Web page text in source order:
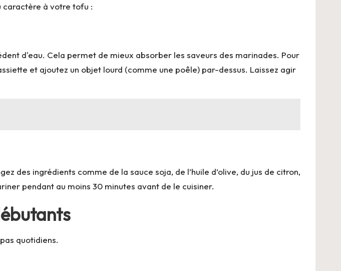
caractère à votre tofu :
d'eau. Cela permet de mieux absorber les saveurs des marinades. Pour
et ajoutez un objet lourd (comme une poêle) par-dessus. Laissez agir
des ingrédients comme de la sauce soja, de l’huile d’olive, du jus de citron,
pendant au moins 30 minutes avant de le cuisiner.
quotidiens.